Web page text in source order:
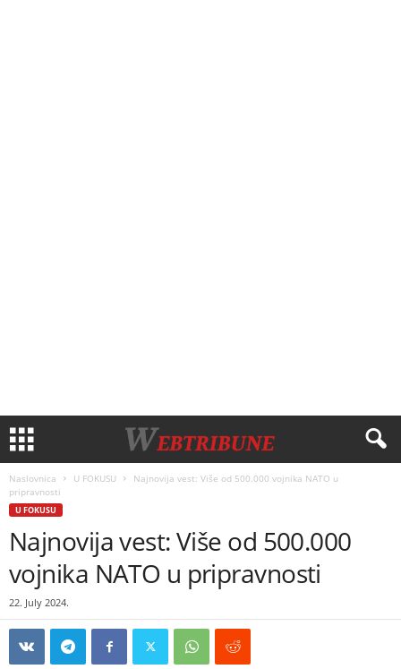
Naslovnica U FOKUSU
Najnovija vest: Više od 500.000 vojnika NATO u
pripravnosti
U FOKUSU
Najnovija vest: Više od 500.000
vojnika NATO u pripravnosti
22. July 2024.